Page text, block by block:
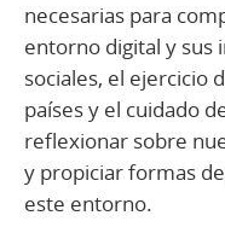
necesarias para
entorno digital y sus
sociales, el ejercicio
países y el cuidado
reflexionar sobre
y propiciar formas
este entorno.